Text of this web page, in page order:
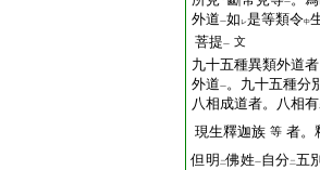
一
外道一如 レ是等類令中
菩提一 文
九十五種異類外道
外道一。九十五種分
八相成道者。八相有
現生釋迦族 等 者。
但明 二佛姓一自分二五